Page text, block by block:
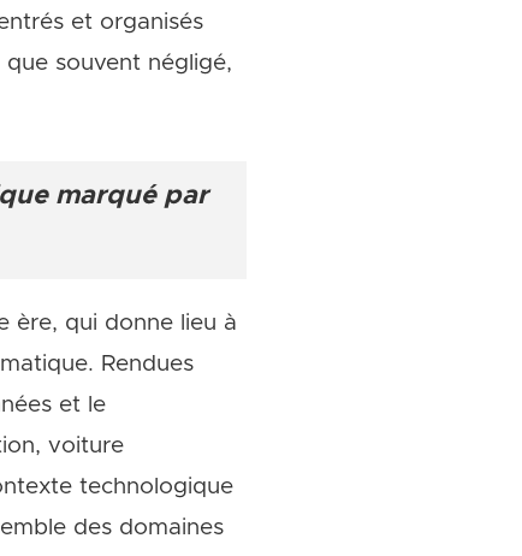
et organisés
souvent négligé,
marqué par
ère, qui donne lieu à
Rendues
et le
voiture
technologique
des domaines